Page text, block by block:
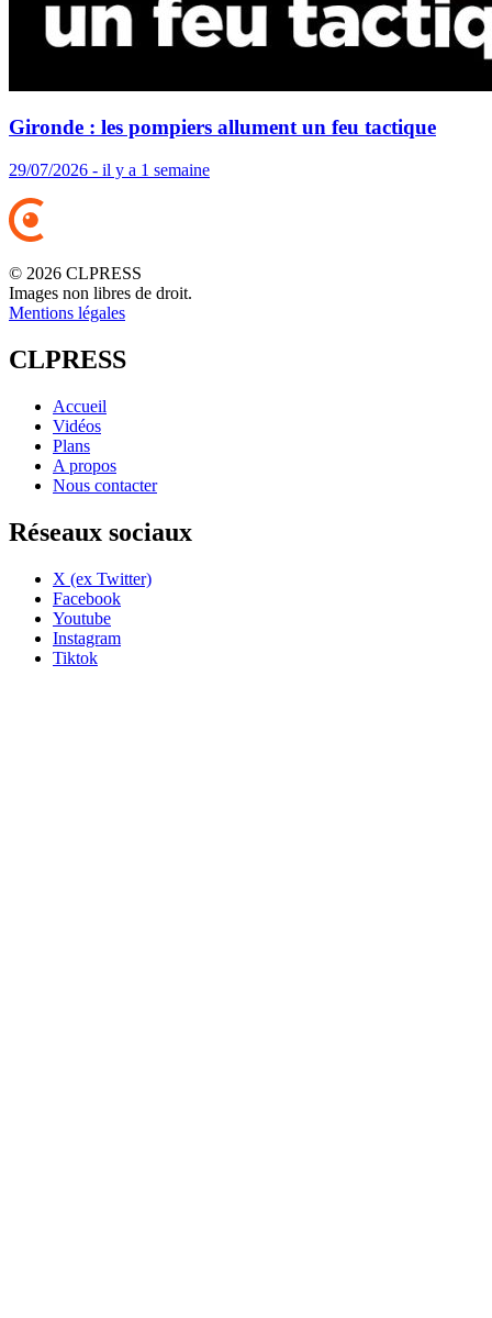
Gironde : les pompiers allument un feu tactique
29/07/2026 - il y a 1 semaine
© 2026 CLPRESS
Images non libres de droit.
Mentions légales
CLPRESS
Accueil
Vidéos
Plans
A propos
Nous contacter
Réseaux sociaux
X (ex Twitter)
Facebook
Youtube
Instagram
Tiktok